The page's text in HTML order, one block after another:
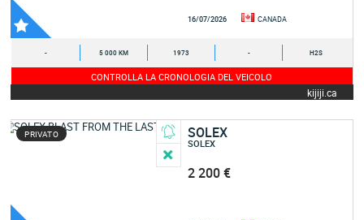
16/07/2026 CANADA
- 5 000 KM 1973 - H2S
CONTROLLA LA CRONOLOGIA DEL VEICOLO
kijiji.ca
PRIVATO SOLEX
SOLEX
2 200 €